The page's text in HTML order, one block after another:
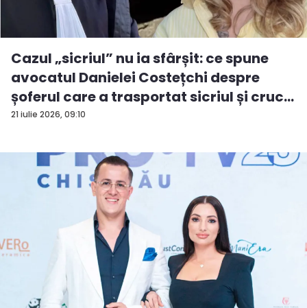
21 iulie 2026, 09:10
Cazul „sicriul” nu ia sfârșit: ce spune
avocatul Danielei Costețchi despre
șoferul care a trasportat sicriul și cruc...